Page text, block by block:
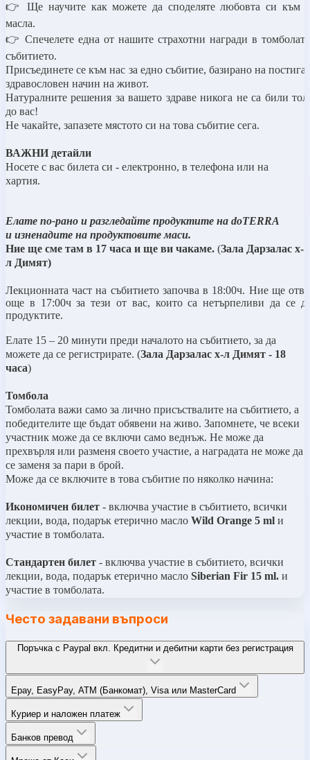
👉
Ще научите как можете да споделяте любовта си към
масла.
👉 Спечелете една от нашите страхотни награди в
събитието.
Присъединете се към нас за едно събитие, базирано на
здравословен начин на живот.
Натуралните решения за вашето здраве никога не са били
до вас!
Не чакайте, запазете мястото си на това събитие сега.
ВАЖНИ детайли
Носете с вас билета си - електронно, в телефона или на
хартия.
Елате по-рано и разгледайте продуктите на doTERRA
и изненадите на продуктовите маси.
Ние ще сме там в 17 часа и ще ви чакаме. (Зала Дарзалас х-
л Димят)
Лекционната част на събитието започва в 18:00ч. Ние ще
още в 1 7:00ч за тези от вас, които са нетърпеливи да се
продуктите.
Елате 15 – 20 минути преди началото на събитието, за да
можете да се регистрирате. (Зала Дарзалас х-л Димят - 18
часа)
Томбола
Томболата важи само за лично присъствалите на събитието, а
победителите ще бъдат обявени на живо. Запомнете, че всеки
участник може да се включи само веднъж. Не може да
прехвърля или разменя своето участие, а наградата не може да
се заменя за пари в брой.
Може да се включите в това събитие по няколко начина:
Икономичен билет - включва участие в събитието, всички
лекции, вода, подарък етерично масло Wild Orange 5 ml и
участие в томболата.
Стандартен билет - включва участие в събитието, всички
лекции, вода, подарък етерично масло Siberian Fir 15 ml. и
участие в томболата.
Често задавани въпроси
Поръчка с Paypal вкл. Кредитни и дебитни карти без регистрация
Epay, EasyPay, ATM (Банкомат), Visa или MasterCard
Куриер и наложен платеж
Банков превод